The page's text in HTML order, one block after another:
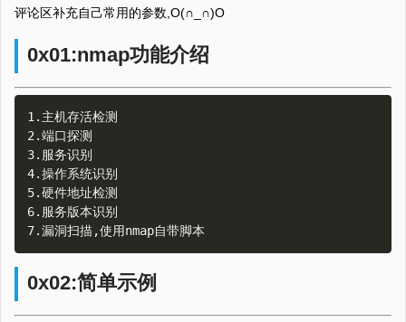
评论区补充自己常用的参数,O(∩_∩)O
0x01:nmap功能介绍
1.主机存活检测
2.端口探测
3.服务识别
4.操作系统识别
5.硬件地址检测
6.服务版本识别
0x02:简单示例